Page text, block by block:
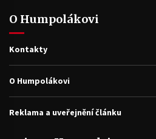
O Humpolákovi
Kontakty
O Humpolákovi
Reklama a uveřejnění článku